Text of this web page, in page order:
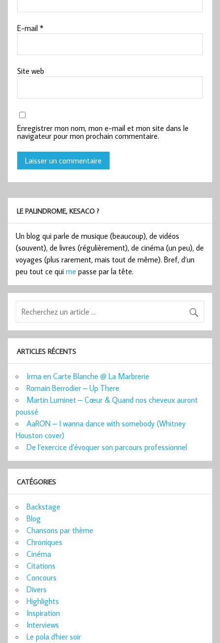
E-mail*
Site web
Enregistrer mon nom, mon e-mail et mon site dans le
navigateur pour mon prochain commentaire.
LE PALINDROME, KESACO ?
Un blog qui parle de musique (beaucoup), de vidéos
(souvent), de livres (régulièrement), de cinéma (un peu), de
voyages (plus rarement, mais tout de même). Bref, d’un
peu tout ce qui me passe par la tête.
ARTICLES RÉCENTS
Irma en Carte Blanche @ La Marbrerie
Romain Berrodier – Up There
Martin Luminet – Cœur & Quand nos cheveux auront
poussé
AaRON – I wanna dance with somebody (Whitney
Houston cover)
De l’exercice d’évoquer son parcours professionnel
CATÉGORIES
Backstage
Blog
Chansons par thème
Chroniques
Cinéma
Citations
Concours
Divers
Highlights
Inspiration
Interviews
Le pola d'hier soir